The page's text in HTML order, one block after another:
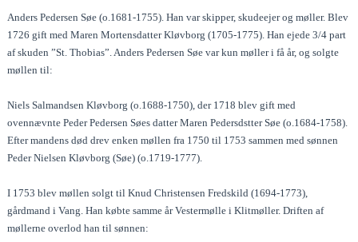
Anders Pedersen Søe (o.1681-1755). Han var skipper, skudeejer og møller. Blev
1726 gift med Maren Mortensdatter Kløvborg (1705-1775). Han ejede 3/4 part
af skuden ”St. Thobias”. Anders Pedersen Søe var kun møller i få år, og solgte
møllen til:
Niels Salmandsen Kløvborg (o.1688-1750), der 1718 blev gift med
ovennævnte Peder Pedersen Søes datter Maren Pedersdstter Søe (o.1684-1758).
Efter mandens død drev enken møllen fra 1750 til 1753 sammen med sønnen
Peder Nielsen Kløvborg (Søe) (o.1719-1777).
I 1753 blev møllen solgt til Knud Christensen Fredskild (1694-1773),
gårdmand i Vang. Han købte samme år Vestermølle i Klitmøller. Driften af
møllerne overlod han til sønnen: